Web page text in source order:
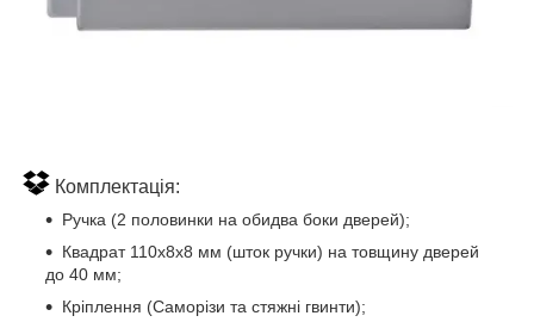
Комплектація:
Ручка (2 половинки на обидва боки дверей);
Квадрат 110х8х8 мм (шток ручки) на товщину дверей
до 40 мм;
Кріплення (Саморізи та стяжні гвинти);